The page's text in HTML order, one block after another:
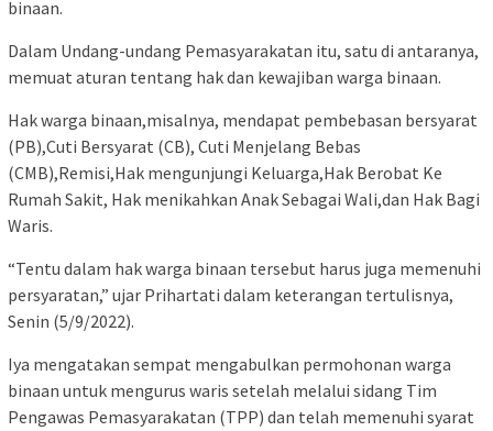
binaan.
Dalam Undang-undang Pemasyarakatan itu, satu di antaranya,
memuat aturan tentang hak dan kewajiban warga binaan.
Hak warga binaan,misalnya, mendapat pembebasan bersyarat
(PB),Cuti Bersyarat (CB), Cuti Menjelang Bebas
(CMB),Remisi,Hak mengunjungi Keluarga,Hak Berobat Ke
Rumah Sakit, Hak menikahkan Anak Sebagai Wali,dan Hak Bagi
Waris.
“Tentu dalam hak warga binaan tersebut harus juga memenuhi
persyaratan,” ujar Prihartati dalam keterangan tertulisnya,
Senin (5/9/2022).
Iya mengatakan sempat mengabulkan permohonan warga
binaan untuk mengurus waris setelah melalui sidang Tim
Pengawas Pemasyarakatan (TPP) dan telah memenuhi syarat